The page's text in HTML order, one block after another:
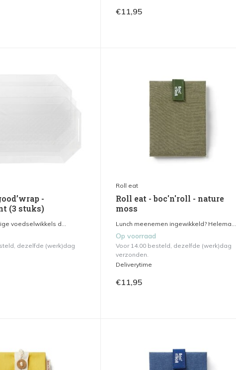
€11,95
-
(3 stuks)
voedselwikkels d...
dezelfde (werk)dag
Roll eat
Roll eat - boc'n'roll - nature
moss
Lunch meenemen ingewikkeld? Helema...
Op voorraad
Voor 14.00 besteld, dezelfde (werk)dag
verzonden.
Deliverytime
€11,95